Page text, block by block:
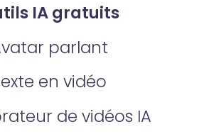
IA gratuits
parlant
en vidéo
de vidéos IA